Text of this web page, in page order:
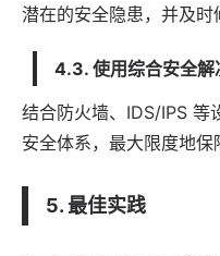
潜在的安全隐患，并及时
4.3. 使用综合安全解
结合防火墙、IDS/IPS 等
安全体系，最大限度地保
5. 最佳实践